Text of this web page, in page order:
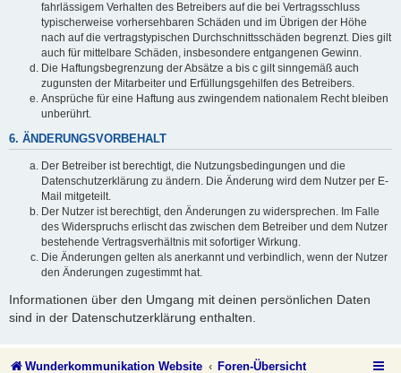
fahrlässigem Verhalten des Betreibers auf die bei Vertragsschluss
typischerweise vorhersehbaren Schäden und im Übrigen der Höhe
nach auf die vertragstypischen Durchschnittsschäden begrenzt. Dies gilt
auch für mittelbare Schäden, insbesondere entgangenen Gewinn.
Die Haftungsbegrenzung der Absätze a bis c gilt sinngemäß auch
zugunsten der Mitarbeiter und Erfüllungsgehilfen des Betreibers.
Ansprüche für eine Haftung aus zwingendem nationalem Recht bleiben
unberührt.
6. ÄNDERUNGSVORBEHALT
Der Betreiber ist berechtigt, die Nutzungsbedingungen und die
Datenschutzerklärung zu ändern. Die Änderung wird dem Nutzer per E-
Mail mitgeteilt.
Der Nutzer ist berechtigt, den Änderungen zu widersprechen. Im Falle
des Widerspruchs erlischt das zwischen dem Betreiber und dem Nutzer
bestehende Vertragsverhältnis mit sofortiger Wirkung.
Die Änderungen gelten als anerkannt und verbindlich, wenn der Nutzer
den Änderungen zugestimmt hat.
Informationen über den Umgang mit deinen persönlichen Daten
sind in der Datenschutzerklärung enthalten.
Wunderkommunikation Website Foren-Übersicht